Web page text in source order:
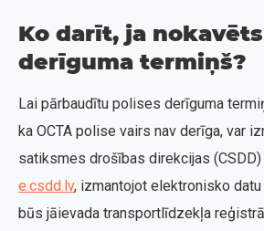
Ko darīt, ja nokavēts
derīguma termiņš?
Lai pārbaudītu polises derīguma
ka OCTA polise vairs nav derīga, var
satiksmes drošības direkcijas
e.csdd.lv, izmantojot elektronisko datu
būs jāievada transportlīdzekļa